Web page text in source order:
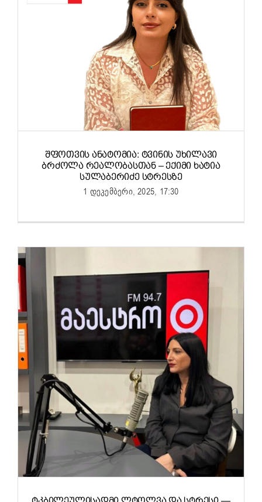
ᲨᲤᲝᲗᲕᲘᲡ ᲐᲜᲐᲢᲝᲛᲘᲐ: ᲢᲕᲘᲜᲘᲡ ᲣᲮᲘᲚᲐᲕᲘ
ᲑᲠᲫᲝᲚᲐ ᲠᲔᲐᲚᲝᲑᲐᲡᲗᲐᲜ – ᲔᲥᲘᲛᲘ ᲮᲐᲢᲘᲐ
ᲡᲣᲚᲐᲑᲔᲠᲘᲫᲔ ᲡᲢᲠᲔᲡᲖᲔ
1 დეკემბერი, 2025, 17:30